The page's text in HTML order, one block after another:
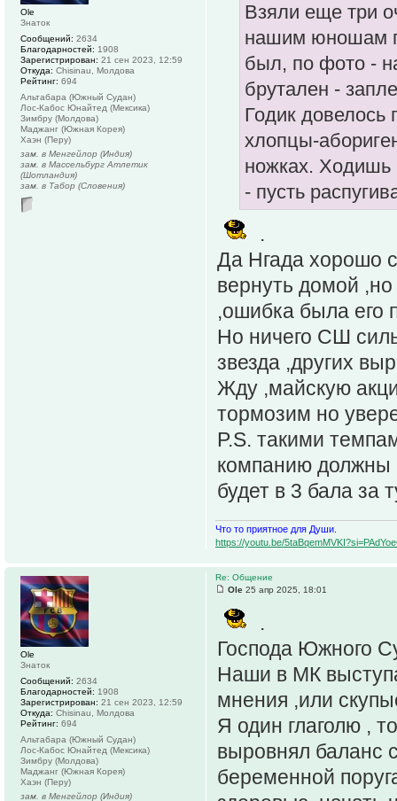
Взяли еще три
нашим юношам
был, по фото -
брутален -
Годик довелось
хлопцы-
ножках. Ходишь
- пусть
.
Да Нгада хорошо
вернуть домой
,ошибка была его
Но ничего СШ
звезда ,других
Жду ,майскую
тормозим но
P.S. такими
компанию должны
будет в 3 бала за
Что то приятное для Души.
https://youtu.be/
Ole
Знаток
Сообщений: 2634
Благодарностей: 1908
Зарегистрирован: 21 сен 2023, 12:59
Откуда: Chisinau, Молдова
Рейтинг: 694
Альтабара (Южный Судан)
Лос-Кабос Юнайтед (Мексика)
Зимбру (Молдова)
Маджанг (Южная Корея)
Хаэн (Перу)
зам. в Менгейлор (Индия)
зам. в Массельбург Атлетик
(Шотландия)
зам. в Табор (Словения)
Re: Общение
Ole 25 апр 2025, 18:01
.
Господа Южного
Наши в МК
мнения ,или
Я один глаголю ,
выровнял баланс
беременной
Ole
Знаток
Сообщений: 2634
Благодарностей: 1908
Зарегистрирован: 21 сен 2023, 12:59
Откуда: Chisinau, Молдова
Рейтинг: 694
Альтабара (Южный Судан)
Лос-Кабос Юнайтед (Мексика)
Зимбру (Молдова)
Маджанг (Южная Корея)
Хаэн (Перу)
зам. в Менгейлор (Индия)